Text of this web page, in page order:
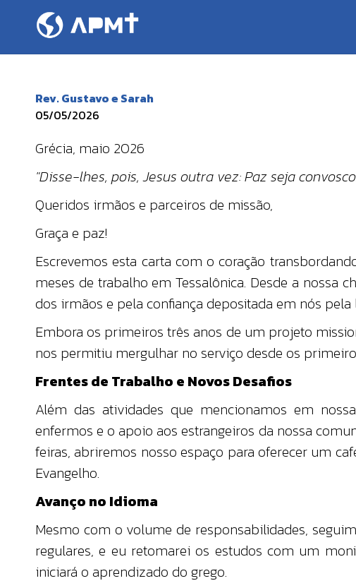
Rev. Gustavo e Sarah
05/05/2026
Grécia, maio 2026
"Disse-lhes, pois, Jesus outra vez: Paz seja
Queridos irmãos e parceiros de missão,
Graça e paz!
Escrevemos esta carta com o coração
meses de trabalho em Tessalônica. Desde a
dos irmãos e pela confiança depositada em nós pela
Embora os primeiros três anos de um projeto
nos permitiu mergulhar no serviço desde os
Frentes de Trabalho e Novos Desafios
Além das atividades que mencionamos em
enfermos e o apoio aos estrangeiros da nossa
feiras, abriremos nosso espaço para oferecer um
Evangelho.
Avanço no Idioma
Mesmo com o volume de responsabilidades,
regulares, e eu retomarei os estudos com um
iniciará o aprendizado do grego.